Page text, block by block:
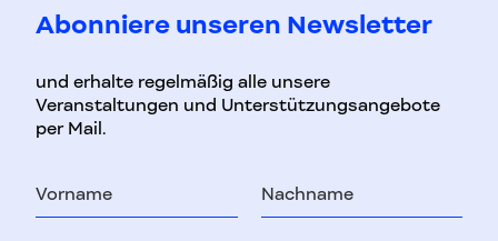
Abonniere unseren Newsletter
und erhalte regelmäßig alle unsere
Veranstaltungen und Unterstützungsangebote
per Mail.
Nachname